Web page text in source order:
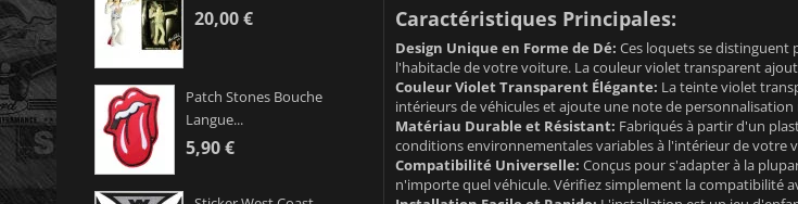
20,00 €
Patch Stones Bouche
Langue...
5,90 €
Caractéristiques Principales:
Design Unique en Forme de Dé: Ces loquets se
l'habitacle de votre voiture. La couleur violet transparent
Couleur Violet Transparent Élégante: La teinte violet
intérieurs de véhicules et ajoute une note de personnalisation
Matériau Durable et Résistant: Fabriqués à partir d'un
conditions environnementales variables à l'intérieur de votre
Compatibilité Universelle: Conçus pour s'adapter à la
n'importe quel véhicule. Vérifiez simplement la compatibilité